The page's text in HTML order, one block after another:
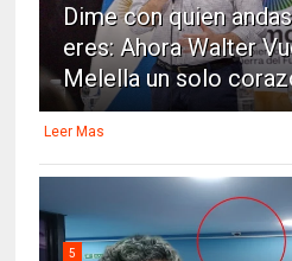
Dime con quien
eres: Ahora Walter
Melella un solo
Leer Mas
5